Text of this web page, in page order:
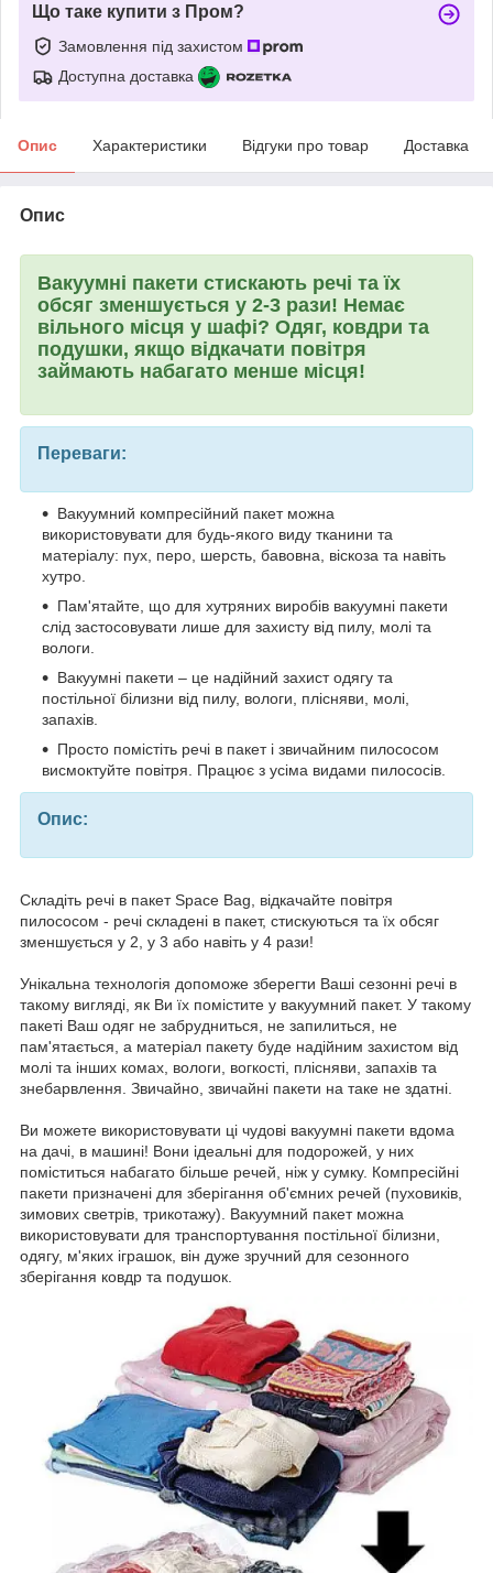
Що таке купити з Пром?
Замовлення під захистом
Доступна доставка
Опис Характеристики Відгуки про товар Доставка
Опис
Вакуумні пакети стискають речі та їх
обсяг зменшується у 2-3 рази! Немає
вільного місця у шафі? Одяг, ковдри та
подушки, якщо відкачати повітря
займають набагато менше місця!
Переваги:
Вакуумний компресійний пакет можна
використовувати для будь-якого виду тканини та
матеріалу: пух, перо, шерсть, бавовна, віскоза та навіть
хутро.
Пам'ятайте, що для хутряних виробів вакуумні пакети
слід застосовувати лише для захисту від пилу, молі та
вологи.
Вакуумні пакети – це надійний захист одягу та
постільної білизни від пилу, вологи, плісняви, молі,
запахів.
Просто помістіть речі в пакет і звичайним пилососом
висмоктуйте повітря. Працює з усіма видами пилососів.
Опис:
Складіть речі в пакет Space Bag, відкачайте повітря
пилососом - речі складені в пакет, стискуються та їх обсяг
зменшується у 2, у 3 або навіть у 4 рази!
Унікальна технологія допоможе зберегти Ваші сезонні речі в
такому вигляді, як Ви їх помістите у вакуумний пакет. У такому
пакеті Ваш одяг не забрудниться, не запилиться, не
пам'ятається, а матеріал пакету буде надійним захистом від
молі та інших комах, вологи, вогкості, плісняви, запахів та
знебарвлення. Звичайно, звичайні пакети на таке не здатні.
Ви можете використовувати ці чудові вакуумні пакети вдома
на дачі, в машині! Вони ідеальні для подорожей, у них
поміститься набагато більше речей, ніж у сумку. Компресійні
пакети призначені для зберігання об'ємних речей (пуховиків,
зимових светрів, трикотажу). Вакуумний пакет можна
використовувати для транспортування постільної білизни,
одягу, м'яких іграшок, він дуже зручний для сезонного
зберігання ковдр та подушок.